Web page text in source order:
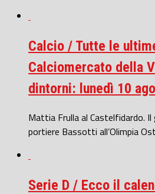
Calcio / Tutte le
Calciomercato della
dintorni: lunedì 10
Mattia Frulla al Castelfidardo. Il
portiere Bassotti all’Olimpia
Serie D / Ecco il